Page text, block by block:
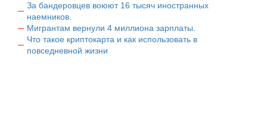
За бандеровцев воюют 16 тысяч иностранных
наемников.
Мигрантам вернули 4 миллиона зарплаты.
Что такое криптокарта и как использовать в
повседневной жизни